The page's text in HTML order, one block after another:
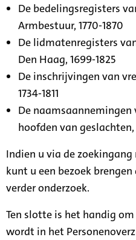
De bedelingsregisters
Armbestuur, 1770-1870
De lidmatenregisters
Den Haag, 1699-1825
De inschrijvingen van
1734-1811
De naamsaannemingen
hoofden van geslachten,
Indien u via de
kunt u een bezoek brengen
verder onderzoek.
Ten slotte is het handig
wordt in het